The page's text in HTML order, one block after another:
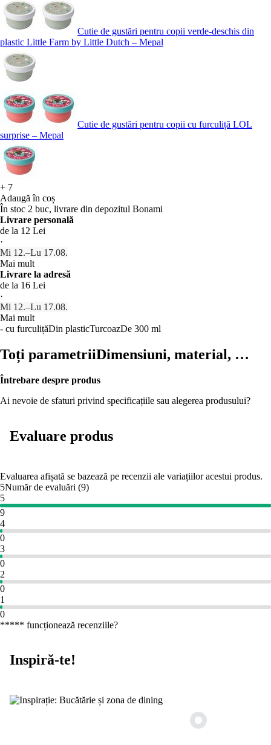
Cutie de gustări pentru copii verde-deschis din
plastic Little Farm by Little Dutch – Mepal
Cutie de gustări pentru copii cu furculiță LOL
surprise – Mepal
+ 7
Adaugă în coș
În stoc 2 buc, livrare din depozitul Bonami
Livrare personală
de la 12 Lei
·
Mi 12.–Lu 17.08.
Mai mult
Livrare la adresă
de la 16 Lei
·
Mi 12.–Lu 17.08.
Mai mult
- cu furculițăDin plasticTurcoazDe 300 ml
Toți parametriiDimensiuni, material, …
Întrebare despre produs
Ai nevoie de sfaturi privind specificațiile sau alegerea produsului?
Evaluare produs
Evaluarea afișată se bazează pe recenzii ale variațiilor acestui produs.
5Număr de evaluări (9)
5
9
4
0
3
0
2
0
1
0
***** funcționează recenziile?
Inspiră-te!